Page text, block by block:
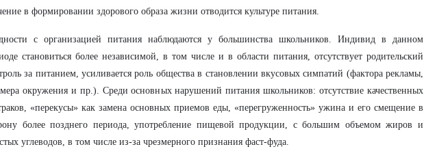
в формировании здорового образа жизни отводится культуре питания.
с организацией питания наблюдаются у большинства школьников. Индивид в данном
становиться более независимой, в том числе и в области питания, отсутствует родительский
за питанием, усиливается роль общества в становлении вкусовых симпатий (фактора рекламы,
окружения и пр.). Среди основных нарушений питания школьников: отсутствие качественных
«перекусы» как замена основных приемов еды, «перегруженность» ужина и его смещение в
более позднего периода, употребление пищевой продукции, с большим объемом жиров и
углеводов, в том числе из-за чрезмерного признания фаст-фуда.